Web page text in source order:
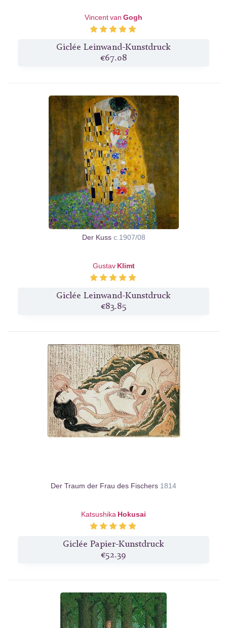
Vincent van Gogh
Giclée Leinwand-Kunstdruck
€67.08
Der Kuss c.1907/08
Gustav Klimt
Giclée Leinwand-Kunstdruck
€83.85
Der Traum der Frau des Fischers 1814
Katsushika Hokusai
Giclée Papier-Kunstdruck
€52.39